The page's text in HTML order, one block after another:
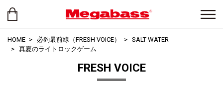
HOME 必釣最前線（FRESH VOICE）
SALT WATER
真夏のライトロックゲーム
FRESH VOICE